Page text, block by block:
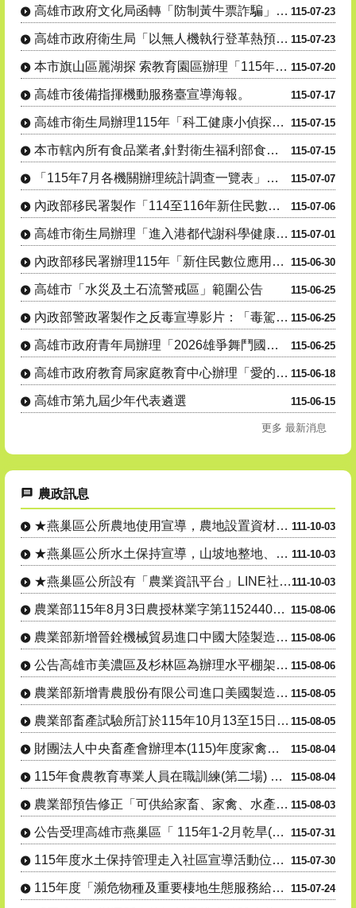
115-07-23
高雄市政府文化局函轉「防制黃牛票詐騙」聯合宣導活動。
115-07-23
高雄市政府衛生局「以無人機執行登革熱預警風險巡查高處病媒蚊孳生源」公告。
115-07-20
本市旗山區麗湖探 索教育園區辦理「115年度犬貓絕育(結紮)三合一活 動」
115-07-17
高雄市後備指揮機動服務臺宣導海報。
115-07-15
高雄市衛生局辦理115年「科工健康小偵探出發!搜尋代謝健康線索」活動資訊宣導。
115-07-15
本市轄內所有食品業者,針對衛生福利部食品藥物管理署115年7月7日及115年7月9日公告之問題油品,....
115-07-07
「115年7月各機關辦理統計調查一覽表」，供為民眾 向「165反詐騙專線」
115-07-06
內政部移民署製作「114至116年新住民數位應用培力計畫」宣導影片
115-07-01
高雄市衛生局辦理「進入港都代謝科學健康研究所」線上有獎徵答活動。
115-06-30
內政部移民署辦理115年「新住民數位應用培力計畫」
115-06-25
高雄市「水災及土石流警戒區」範圍公告
115-06-25
內政部警政署製作之反毒宣導影片：「毒駕，就是開 上家破人亡的單行道，遠離毒品，拒絕毒駕！」
115-06-25
高雄市政府青年局辦理「2026雄爭舞鬥國際街舞大賽」，歡迎學生及民眾踴躍參與。
115-06-18
高雄市政府教育局家庭教育中心辦理「愛的界線新視界：跟上法律的新世代正向親職講座」親職教育系列講座活動....
115-06-15
高雄市第九屆少年代表遴選
更多 最新消息
農政訊息
111-10-03
★燕巢區公所農地使用宣導，農地設置資材室等各種農業設施應先....
111-10-03
★燕巢區公所水土保持宣導，山坡地整地、開挖應先申請，以免違規....
111-10-03
★燕巢區公所設有「農業資訊平台」LINE社群，隨時傳達各項農....
115-08-06
農業部115年8月3日農授林業字第1152440559號公告....
115-08-06
農業部新增晉銓機械貿易進口中國大陸製造雷沃谷神 牌5125 ....
115-08-06
公告高雄市美濃區及杉林區為辦理水平棚架網室塑膠布(網)115....
115-08-05
農業部新增青農股份有限公司進口美國製造強鹿牌 7R250型曳....
115-08-05
農業部畜產試驗所訂於115年10月13至15日辦理「羊 隻管....
115-08-04
財團法人中央畜產會辦理本(115)年度家禽場「修繕及更 新附....
115-08-04
115年食農教育專業人員在職訓練(第二場) 「從產地到生活：....
115-08-03
農業部預告修正「可供給家畜、家禽、水產動物之飼 料」、「飼料....
115-07-31
公告受理高雄市燕巢區「 115年1-2月乾旱(遲發性)」 蜂....
115-07-30
115年度水土保持管理走入社區宣導活動位址及場次異動
115-07-24
115年度「瀕危物種及重要棲地生態服務給付推 動方案」友善農....